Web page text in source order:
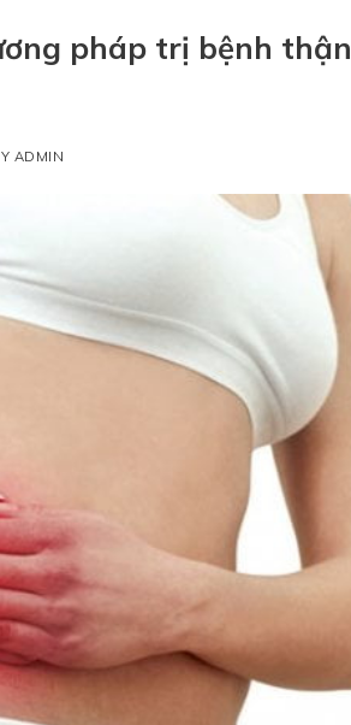
pháp trị bệnh thận
ADMIN